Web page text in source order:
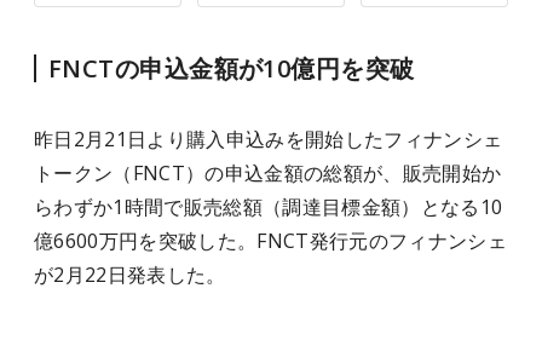
FNCTの申込金額が10億円を突破
昨日2月21日より購入申込みを開始したフィナンシェ
トークン（FNCT）の申込⾦額の総額が、販売開始か
らわずか1時間で販売総額（調達目標金額）となる10
億6600万円を突破した。FNCT発行元のフィナンシェ
が2月22日発表した。